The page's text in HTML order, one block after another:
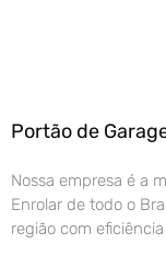
Portão de
Nossa empresa é a
Enrolar de todo o
região com eficiência